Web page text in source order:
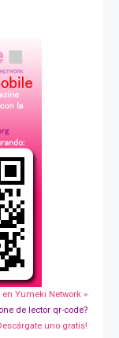
Yumeki Network »
de lector qr-code?
uno gratis!